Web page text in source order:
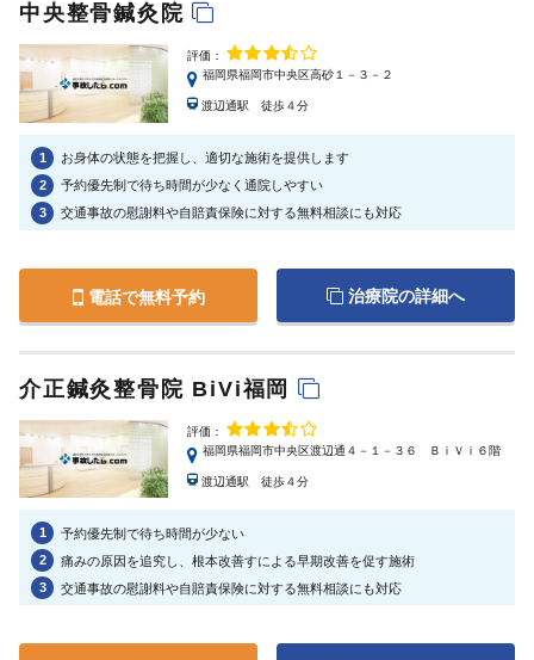
中央整骨鍼灸院
評価：
福岡県福岡市中央区高砂１－３－２
渡辺通駅 徒歩４分
1
お身体の状態を把握し、適切な施術を提供します
2
予約優先制で待ち時間が少なく通院しやすい
3
交通事故の慰謝料や自賠責保険に対する無料相談にも対応
電話で無料予約 治療院の詳細へ
介正鍼灸整骨院 BiVi福岡
評価：
福岡県福岡市中央区渡辺通４－１－３６ ＢｉＶｉ６階
渡辺通駅 徒歩４分
1
予約優先制で待ち時間が少ない
2
痛みの原因を追究し、根本改善すによる早期改善を促す施術
3
交通事故の慰謝料や自賠責保険に対する無料相談にも対応